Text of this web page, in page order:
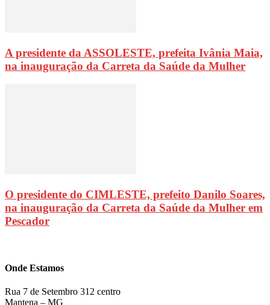
A presidente da ASSOLESTE, prefeita Ivânia Maia,
na inauguração da Carreta da Saúde da Mulher
O presidente do CIMLESTE, prefeito Danilo Soares,
na inauguração da Carreta da Saúde da Mulher em
Pescador
Onde Estamos
Rua 7 de Setembro 312 centro
Mantena – MG